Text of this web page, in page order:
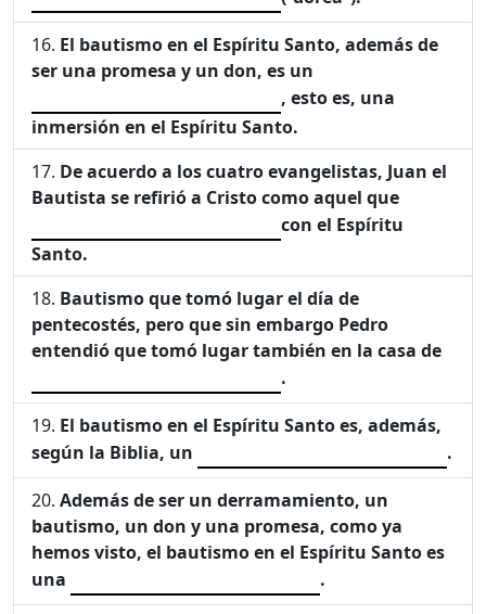
El bautismo en el Espíritu Santo, además de
ser una promesa y un don, es un
, esto es, una
inmersión en el Espíritu Santo.
De acuerdo a los cuatro evangelistas, Juan el
Bautista se refirió a Cristo como aquel que
con el Espíritu
Santo.
Bautismo que tomó lugar el día de
pentecostés, pero que sin embargo Pedro
entendió que tomó lugar también en la casa de
.
El bautismo en el Espíritu Santo es, además,
según la Biblia, un
.
Además de ser un derramamiento, un
bautismo, un don y una promesa, como ya
hemos visto, el bautismo en el Espíritu Santo es
una
.